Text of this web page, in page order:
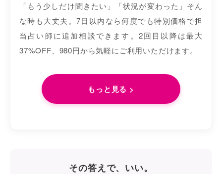
「もう少しだけ聞きたい」「状況が変わった」そん
な時も大丈夫。7日以内なら何度でも特別価格で担
当占い師に追加相談できます。2回目以降は最大
37%OFF、980円から気軽にご利用いただけます。
もっと見る >
その答えで、いい。